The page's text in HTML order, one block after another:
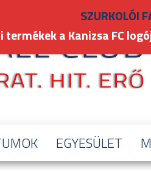
EGYESÜLET
SZURKOLÓI
termékek a Kanizsa FC